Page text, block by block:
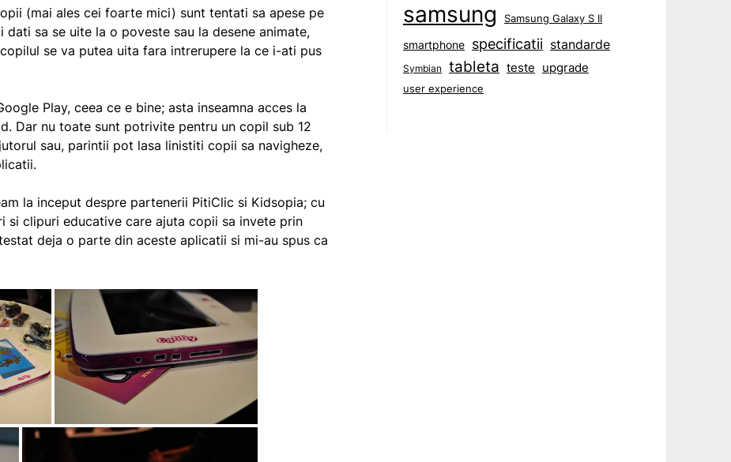
(mai ales cei foarte mici) sunt tentati sa apese pe
sa se uite la o poveste sau la desene animate,
se va putea uita fara intrerupere la ce i-ati pus
Play, ceea ce e bine; asta inseamna acces la
Dar nu toate sunt potrivite pentru un copil sub 12
sau, parintii pot lasa linistiti copii sa navigheze,
la inceput despre partenerii PitiClic si Kidsopia; cu
si clipuri educative care ajuta copii sa invete prin
deja o parte din aceste aplicatii si mi-au spus ca
samsung Samsung Galaxy S II
smartphone specificatii standarde
Symbian tableta teste upgrade
user experience